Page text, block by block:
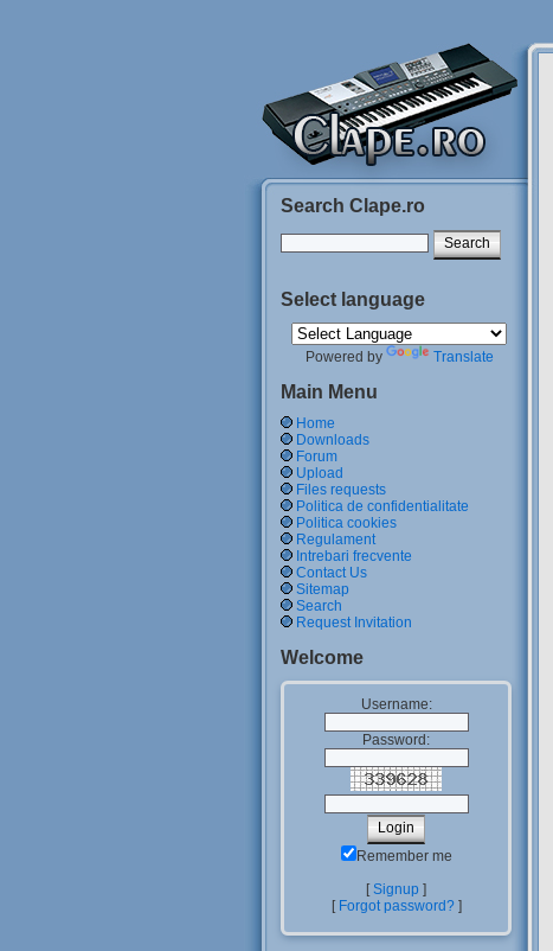
Search Clape.ro
Select language
Powered by Translate
Main Menu
Home
Downloads
Forum
Upload
Files requests
Politica de confidentialitate
Politica cookies
Regulament
Intrebari frecvente
Contact Us
Sitemap
Search
Request Invitation
Welcome
Username:
Password:
Remember me
[Signup ]
[ Forgot password?]